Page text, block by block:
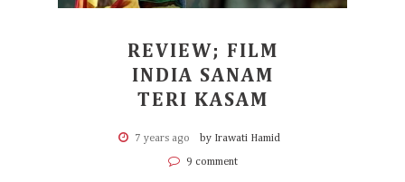
REVIEW; FILM
INDIA SANAM
TERI KASAM
7 years ago by Irawati Hamid
9 comment